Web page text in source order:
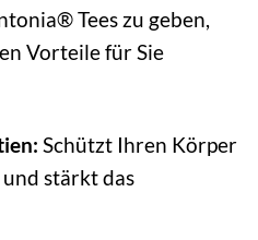
Tees zu geben,
Vorteile für Sie
Schützt Ihren Körper
stärkt das